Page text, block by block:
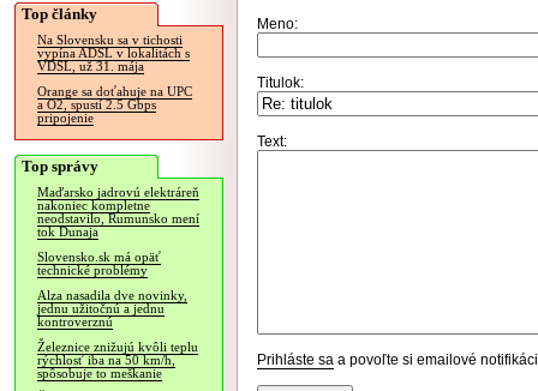
Top články
Na Slovensku sa v tichosti
vypína ADSL v lokalitách s
VDSL, už 31. mája
Orange sa doťahuje na UPC
a O2, spustí 2.5 Gbps
pripojenie
Top správy
Maďarsko jadrovú elektráreň
nakoniec kompletne
neodstavilo, Rumunsko mení
tok Dunaja
Slovensko.sk má opäť
technické problémy
Alza nasadila dve novinky,
jednu užitočnú a jednu
kontroverznú
Železnice znižujú kvôli teplu
rýchlosť iba na 50 km/h,
spôsobuje to meškanie
Meno:
Titulok:
Text:
Prihláste sa a povoľte si emailové